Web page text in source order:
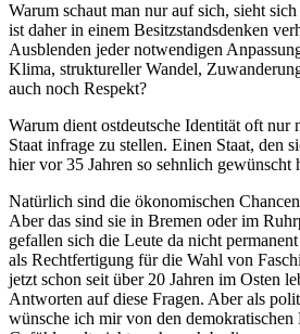
Warum schaut man nur auf sich, sieht
ist daher in einem Besitzstandsdenken
Ausblenden jeder notwendigen
Klima, struktureller Wandel,
auch noch Respekt?
Warum dient ostdeutsche Identität oft nur
Staat infrage zu stellen. Einen Staat, den
hier vor 35 Jahren so sehnlich gewünscht
Natürlich sind die ökonomischen
Aber das sind sie in Bremen oder im
gefallen sich die Leute da nicht
als Rechtfertigung für die Wahl von
jetzt schon seit über 20 Jahren im Osten
Antworten auf diese Fragen. Aber als
wünsche ich mir von den demokratischen